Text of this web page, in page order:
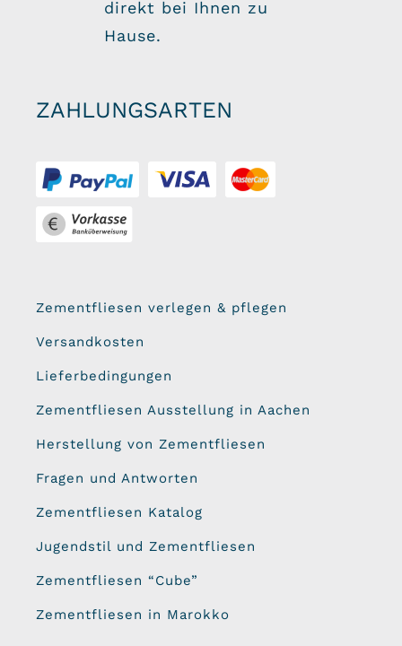
Zementfliesen verlegen & pflegen
Versandkosten
Lieferbedingungen
Zementfliesen Ausstellung in Aachen
Herstellung von Zementfliesen
Fragen und Antworten
Zementfliesen Katalog
Jugendstil und Zementfliesen
Zementfliesen “Cube”
Zementfliesen in Marokko
direkt bei Ihnen zu
Hause.
ZAHLUNGSARTEN